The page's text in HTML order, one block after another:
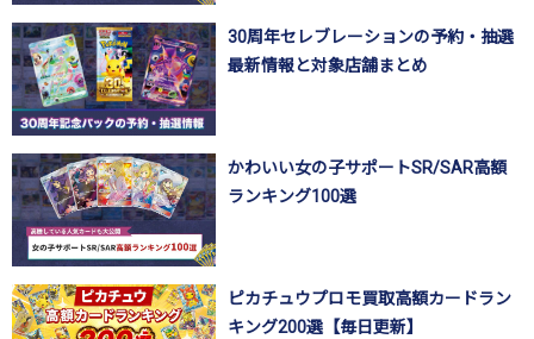
30周年セレブレーションの予約・抽選
最新情報と対象店舗まとめ
かわいい女の子サポートSR/SAR高額
ランキング100選
ピカチュウプロモ買取高額カードラン
キング200選【毎日更新】